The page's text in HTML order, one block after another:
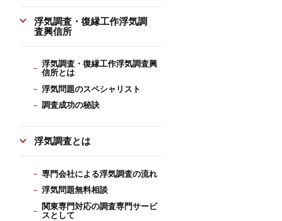
浮気調査・復縁工作浮気調
査興信所
浮気調査・復縁工作浮気調査興
信所とは
浮気問題のスペシャリスト
調査成功の秘訣
浮気調査とは
専門会社による浮気調査の流れ
浮気問題無料相談
関東専門対応の調査専門サービ
スとして